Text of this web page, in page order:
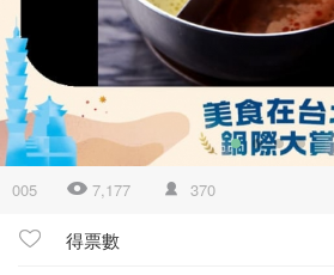
005 7,177 370
得票數